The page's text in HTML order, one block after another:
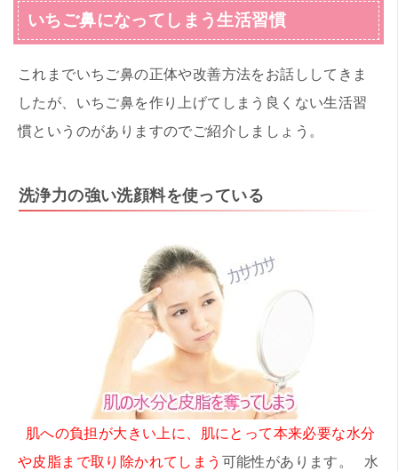
いちご鼻になってしまう生活習慣
これまでいちご鼻の正体や改善方法をお話ししてきま
したが、いちご鼻を作り上げてしまう良くない生活習
慣というのがありますのでご紹介しましょう。
洗浄力の強い洗顔料を使っている
肌への負担が大きい上に、肌にとって本来必要な水分
や皮脂まで取り除かれてしまう 可能性があります。 水